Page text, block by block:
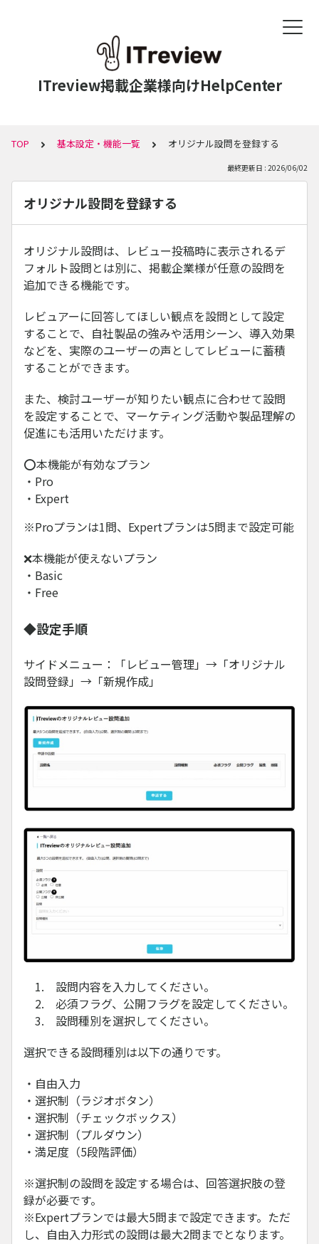
ITreview掲載企業様向けHelpCenter
TOP 基本設定・機能一覧 オリジナル設問を登録する
最終更新日 : 2026/06/02
オリジナル設問を登録する
オリジナル設問は、レビュー投稿時に表示されるデ
フォルト設問とは別に、掲載企業様が任意の設問を
追加できる機能です。
レビュアーに回答してほしい観点を設問として設定
することで、自社製品の強みや活用シーン、導入効果
などを、実際のユーザーの声としてレビューに蓄積
することができます。
また、検討ユーザーが知りたい観点に合わせて設問
を設定することで、マーケティング活動や製品理解の
促進にも活用いただけます。
⭕本機能が有効なプラン
・Pro
・Expert
※Proプランは1問、Expertプランは5問まで設定可能
❌本機能が使えないプラン
・Basic
・Free
◆設定手順
サイドメニュー：「レビュー管理」→「オリジナル
設問登録」→「新規作成」
1. 設問内容を入力してください。
2. 必須フラグ、公開フラグを設定してください。
3. 設問種別を選択してください。
選択できる設問種別は以下の通りです。
・自由入力
・選択制（ラジオボタン）
・選択制（チェックボックス）
・選択制（プルダウン）
・満足度（5段階評価）
※選択制の設問を設定する場合は、回答選択肢の登
録が必要です。
※Expertプランでは最大5問まで設定できます。ただ
し、自由入力形式の設問は最大2問までとなります。